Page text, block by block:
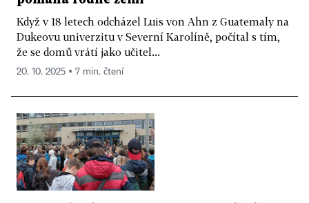
Když v 18 letech odcházel Luis von Ahn z Guatemaly na
Dukeovu univerzitu v Severní Karolíně, počítal s tím,
že se domů vrátí jako učitel...
20. 10. 2025 ▪ 7 min. čtení